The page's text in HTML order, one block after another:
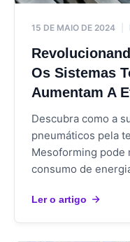
15 DE MAIO DE 2024
Os Sistemas
Aumentam A
Descubra como a
pneumáticos pela
Mesoforming pode
consumo de
Ler o artigo